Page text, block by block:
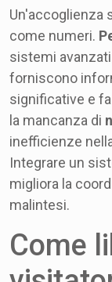
Un'accoglienza
come numeri.
sistemi
forniscono
significative e
la mancanza di
inefficienze
Integrare un
migliora la
malintesi.
Come